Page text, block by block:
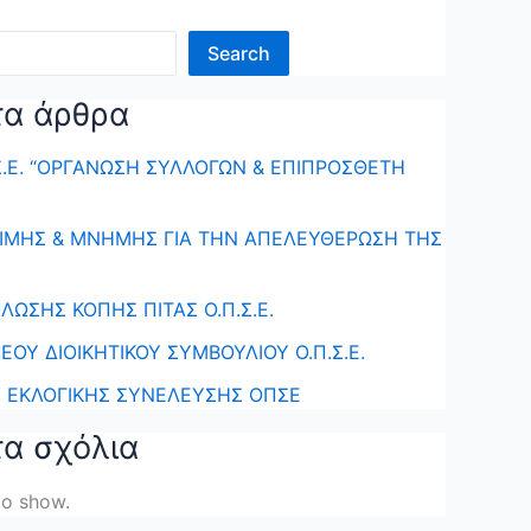
Search
άρθρα
“ΟΡΓΑΝΩΣΗ ΣΥΛΛΟΓΩΝ & ΕΠΙΠΡΟΣΘΕΤΗ
& ΜΝΗΜΗΣ ΓΙΑ ΤΗΝ ΑΠΕΛΕΥΘΕΡΩΣΗ ΤΗΣ
ΚΟΠΗΣ ΠΙΤΑΣ Ο.Π.Σ.Ε.
ΔΙΟΙΚΗΤΙΚΟΥ ΣΥΜΒΟΥΛΙΟΥ Ο.Π.Σ.Ε.
ΕΚΛΟΓΙΚΗΣ ΣΥΝΕΛΕΥΣΗΣ ΟΠΣΕ
σχόλια
show.